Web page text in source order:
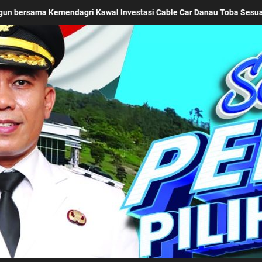
Generasi Muda, Bupati Simalungun Berangkatkan 38